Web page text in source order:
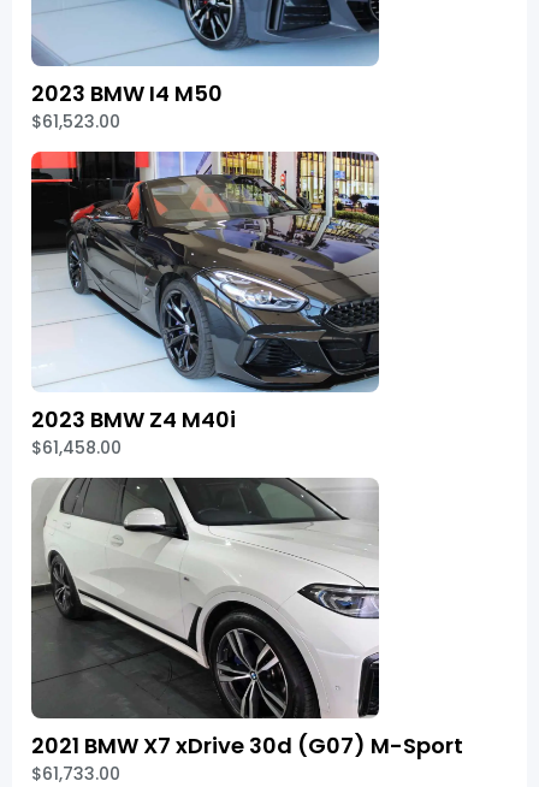
2023 BMW I4 M50
$61,523.00
2023 BMW Z4 M40i
$61,458.00
2021 BMW X7 xDrive 30d (G07) M-Sport
$61,733.00